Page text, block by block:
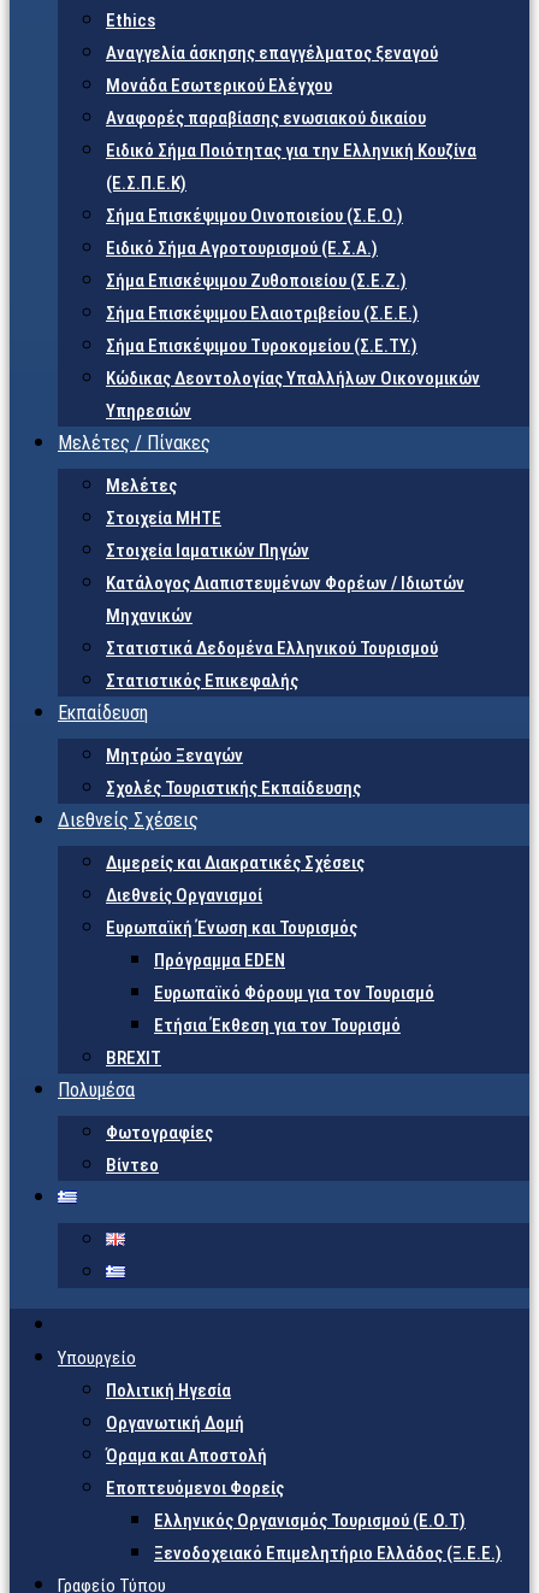
Ethics
Αναγγελία άσκησης επαγγέλματος ξεναγού
Μονάδα Εσωτερικού Ελέγχου
Αναφορές παραβίασης ενωσιακού δικαίου
Ειδικό Σήμα Ποιότητας για την Ελληνική Κουζίνα
(Ε.Σ.Π.Ε.Κ)
Σήμα Επισκέψιμου Οινοποιείου (Σ.Ε.Ο.)
Ειδικό Σήμα Αγροτουρισμού (Ε.Σ.Α.)
Σήμα Επισκέψιμου Ζυθοποιείου (Σ.Ε.Ζ.)
Σήμα Επισκέψιμου Ελαιοτριβείου (Σ.Ε.Ε.)
Σήμα Επισκέψιμου Τυροκομείου (Σ.Ε.TY.)
Κώδικας Δεοντολογίας Υπαλλήλων Οικονομικών
Υπηρεσιών
Μελέτες / Πίνακες
Μελέτες
Στοιχεία ΜΗΤΕ
Στοιχεία Ιαματικών Πηγών
Κατάλογος Διαπιστευμένων Φορέων / Ιδιωτών
Μηχανικών
Στατιστικά Δεδομένα Ελληνικού Τουρισμού
Στατιστικός Επικεφαλής
Εκπαίδευση
Μητρώο Ξεναγών
Σχολές Τουριστικής Εκπαίδευσης
Διεθνείς Σχέσεις
Διμερείς και Διακρατικές Σχέσεις
Διεθνείς Οργανισμοί
Ευρωπαϊκή Ένωση και Τουρισμός
Πρόγραμμα EDEN
Ευρωπαϊκό Φόρουμ για τον Τουρισμό
Ετήσια Έκθεση για τον Τουρισμό
BREXIT
Πολυμέσα
Φωτογραφίες
Βίντεο
Υπουργείο
Πολιτική Ηγεσία
Οργανωτική Δομή
Όραμα και Αποστολή
Εποπτευόμενοι Φορείς
Eλληνικός Οργανισμός Τουρισμού (Ε.Ο.Τ)
Ξενοδοχειακό Επιμελητήριο Ελλάδος (Ξ.Ε.Ε.)
Γραφείο Τύπου